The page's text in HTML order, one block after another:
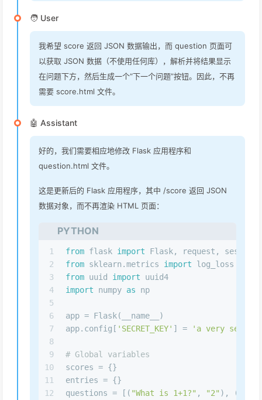
🧑 User
我希望 score 返回 JSON 数据输出，而 question 页面可
以获取 JSON 数据（不使用任何库），解析并将结果显示
在问题下方，然后生成一个“下一个问题”按钮。因此，不再
需要 score.html 文件。
🤖 Assistant
好的，我们需要相应地修改 Flask 应用程序和
question.html 文件。
这是更新后的 Flask 应用程序，其中 /score 返回 JSON
数据对象，而不再渲染 HTML 页面：
PYTHON
1
2
3
4
5
6
7
8
9
10
11
12
from flask import Flask, request,
from sklearn.metrics import log_loss
from uuid import uuid4
import numpy as np
app = Flask(__name__)
app.config[ 'SECRET_KEY' ] = 'a very secret
# Global variables
scores = {}
entries = {}
questions = [( "What is 1+1?" , "2" ), (